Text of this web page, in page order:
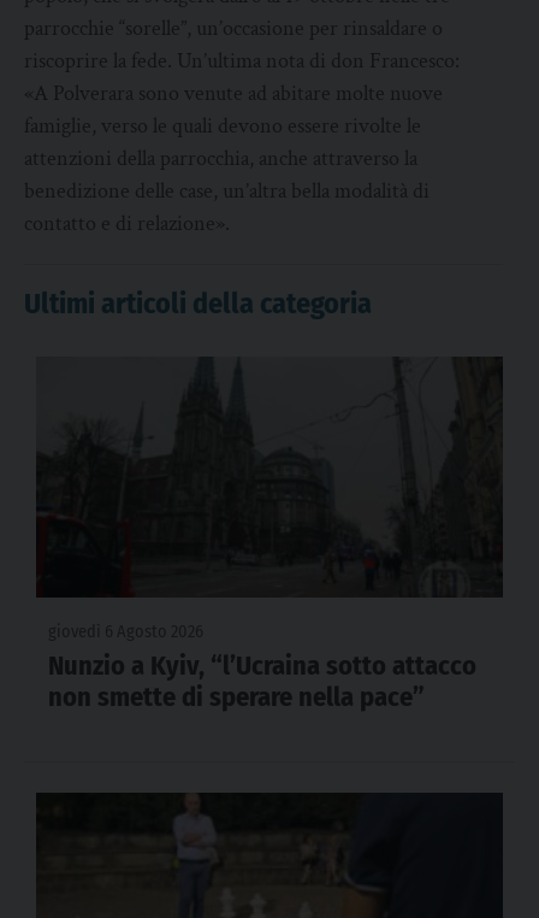
parrocchie “sorelle”, un’occasione per rinsaldare o
riscoprire la fede. Un’ultima nota di don Francesco:
«A Polverara sono venute ad abitare molte nuove
famiglie, verso le quali devono essere rivolte le
attenzioni della parrocchia, anche attraverso la
benedizione delle case, un’altra bella modalità di
contatto e di relazione».
Ultimi articoli della categoria
Nunzio a Kyiv, “l’Ucraina sotto attacco
non smette di sperare nella pace”